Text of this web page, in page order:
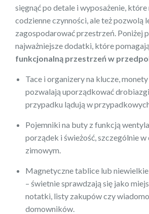
sięgnąć po detale i wyposażenie,
codzienne czynności, ale też pozwolą
zagospodarować przestrzeń. Poniżej
najważniejsze dodatki, które
funkcjonalną przestrzeń w
Tace i organizery na klucze,
pozwalają uporządkować
przypadku lądują w
Pojemniki na buty z funkcją
porządek i świeżość, szczególnie
zimowym.
Magnetyczne tablice lub
– świetnie sprawdzają się jako
notatki, listy zakupów czy
domowników.